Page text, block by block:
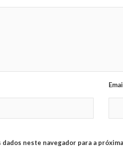
dados neste navegador para a